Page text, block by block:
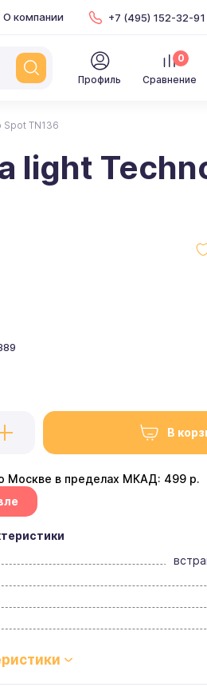
О компании +7 (495) 152-32-91
Профиль Сравнение
0
TN136
light
В
Москве в пределах МКАД: 499 р.